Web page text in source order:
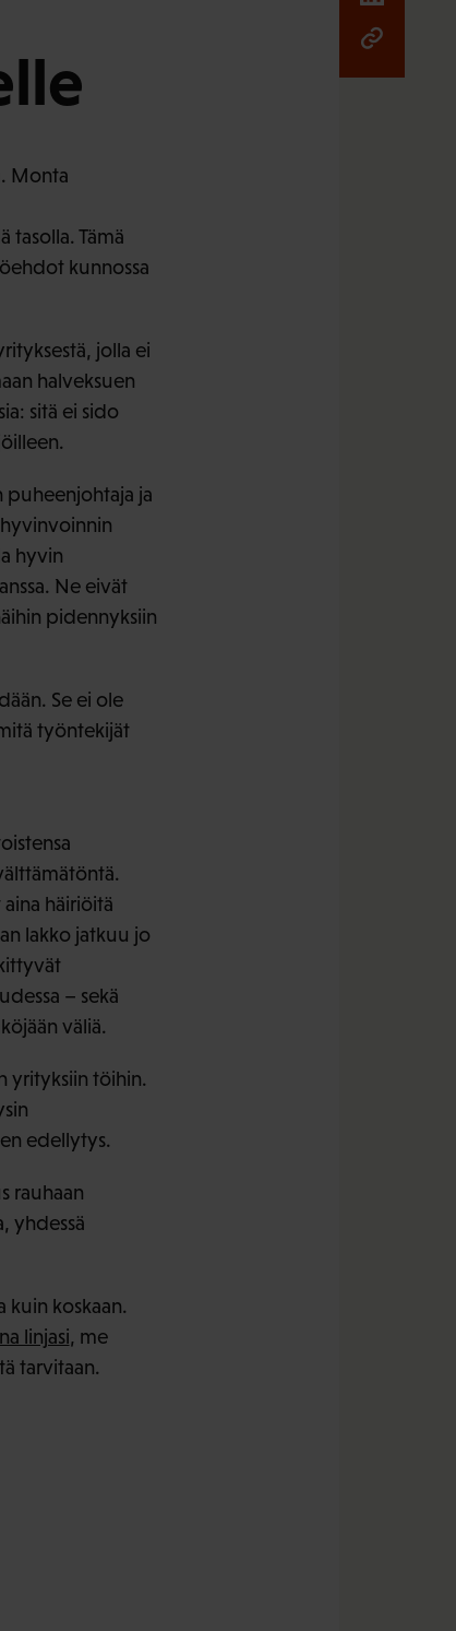
Monta
tasolla. Tämä
kunnossa
jolla ei
halveksuen
sitä ei sido
puheenjohtaja ja
hyvin
Ne eivät
pidennyksiin
Se ei ole
työntekijät
häiriöitä
lakko jatkuu jo
– sekä
väliä.
yrityksiin töihin.
edellytys.
rauhaan
yhdessä
kuin koskaan.
linjasi, me
tarvitaan.